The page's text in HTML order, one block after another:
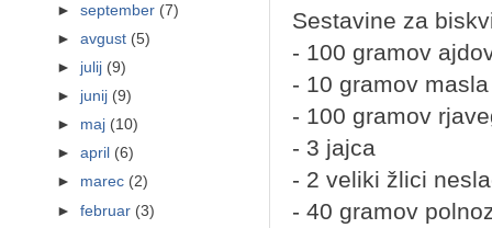
Sestavine za
- 100 gramov
- 10 gramov masla
- 100 gramov
- 3 jajca
- 2 veliki žlici
- 40 gramov
►september (7)
►avgust (5)
► julij (9)
► junij (9)
► maj (10)
►april (6)
► marec (2)
►februar (3)